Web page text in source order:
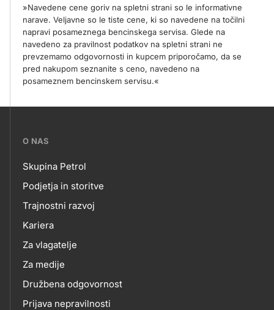
»Navedene cene goriv na spletni strani so le informativne
narave. Veljavne so le tiste cene, ki so navedene na točilni
napravi posameznega bencinskega servisa. Glede na
navedeno za pravilnost podatkov na spletni strani ne
prevzemamo odgovornosti in kupcem priporočamo, da se
pred nakupom seznanite s ceno, navedeno na
posameznem bencinskem servisu.«
???
skupno.footer-
title???
O NAS
O
NAS
Skupina Petrol
Podjetja in storitve
Trajnostni razvoj
Kariera
Za vlagatelje
Za medije
Družbena odgovornost
Prijava nepravilnosti